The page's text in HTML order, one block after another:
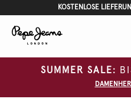
KOSTENLOSE
SUMMER SALE:
DAMEN